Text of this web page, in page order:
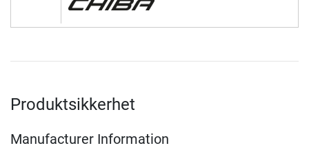
Produktsikkerhet
Manufacturer Information